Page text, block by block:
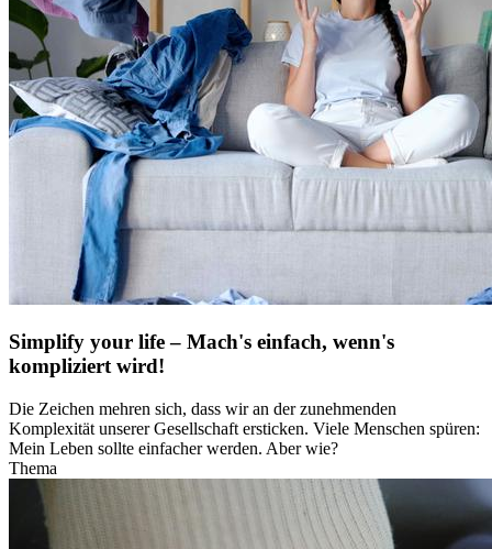
Simplify your life – Mach's einfach, wenn's
kompliziert wird!
Die Zeichen mehren sich, dass wir an der zunehmenden
Komplexität unserer Gesellschaft ersticken. Viele Menschen spüren:
Mein Leben sollte einfacher werden. Aber wie?
Thema